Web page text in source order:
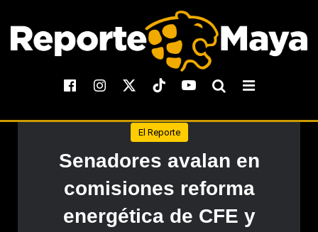
El Reporte
Senadores avalan en
comisiones reforma
energética de CFE y